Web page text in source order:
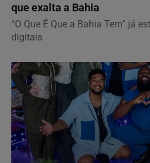
que exalta a Bahia
“O Que É Que a Bahia Tem” já
digitais